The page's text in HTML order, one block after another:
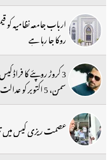
ارباب جامعہ نظامیہ
روکا جا رہا ہے
3 کروڑ روپئے کا فراڈ
سمن، 5 اکتوبر کو عدالت میں پیش ہونے کا حکم
عصمت ریزی کیس میں ترون